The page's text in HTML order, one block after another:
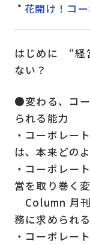
花開け！コ
はじめに “経
ない？
●変わる、コ
られる能力
・コーポレー
は、本来どの
・コーポレー
営を取り巻く
Column 月刊
務に求められ
・コーポレー